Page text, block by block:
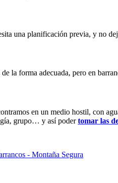
una planificación previa, y no
la forma adecuada, pero en
en un medio hostil, con
grupo… y así podertomar las
- Montaña Segura